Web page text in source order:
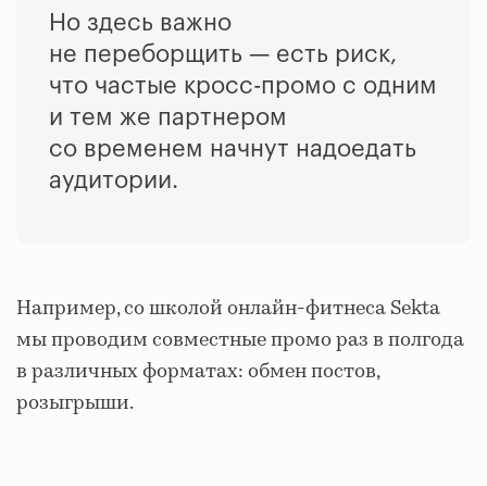
Но здесь важно
не переборщить — есть риск,
что частые кросс-промо с одним
и тем же партнером
со временем начнут надоедать
аудитории.
Например, со школой онлайн-фитнеса Sekta
мы проводим совместные промо раз в полгода
в различных форматах: обмен постов,
розыгрыши.